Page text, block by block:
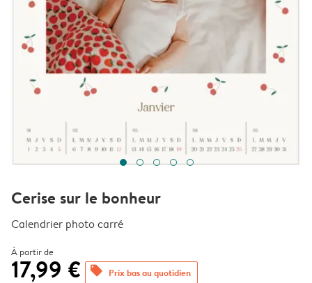
Cerise sur le bonheur
Calendrier photo carré
À partir de
17,99 € offers Prix bas au quotidien